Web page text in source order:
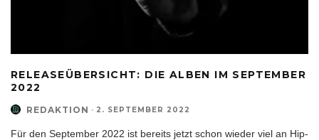
RELEASEÜBERSICHT: DIE ALBEN IM SEPTEMBER
2022
REDAKTION · 2. SEPTEMBER 2022
Für den September 2022 ist bereits jetzt schon wieder viel an Hip-